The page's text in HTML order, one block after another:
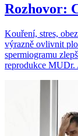
Rozhovor:
Kouření, stres,
výrazně ovlivnit
spermiogramu
reprodukce MUDr.